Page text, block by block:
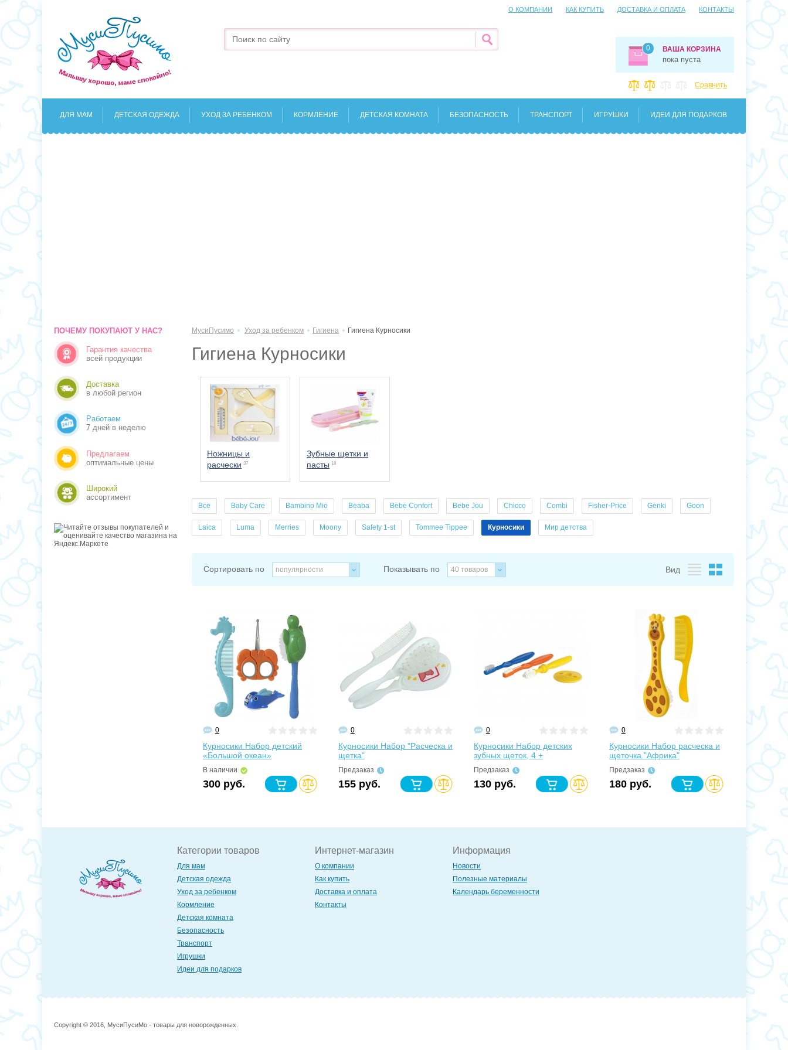
О КОМПАНИИ КАК КУПИТЬ ДОСТАВКА И ОПЛАТА КОНТАКТЫ
0 ВАША КОРЗИНА
пока пуста
Сравнить
ДЛЯ МАМ ДЕТСКАЯ ОДЕЖДА УХОД ЗА РЕБЕНКОМ КОРМЛЕНИЕ ДЕТСКАЯ КОМНАТА БЕЗОПАСНОСТЬ ТРАНСПОРТ ИГРУШКИ ИДЕИ ДЛЯ ПОДАРКОВ
ПОЧЕМУ ПОКУПАЮТ У НАС?
Гарантия качества
всей продукции
Доставка
в любой регион
Работаем
7 дней в неделю
Предлагаем
оптимальные цены
Широкий
ассортимент
МусиПусимо Уход за ребенком Гигиена Гигиена Курносики
Гигиена Курносики
Ножницы и
расчески 37
Зубные щетки и
пасты 18
Все Baby Care Bambino Mio Beaba Bebe Confort Bebe Jou Chicco Combi Fisher-Price Genki Goon
Laica Luma Merries Moony Safety 1-st Tommee Tippee Курносики Мир детства
Сортировать по популярности Показывать по 40 товаров Вид
0
Курносики Набор детский
«Большой океан»
В наличии
300 руб.
0
Курносики Набор "Расческа и
щетка"
Предзаказ
155 руб.
0
Курносики Набор детских
зубных щеток, 4 +
Предзаказ
130 руб.
0
Курносики Набор расческа и
щеточка "Африка"
Предзаказ
180 руб.
Категории товаров
Для мам
Детская одежда
Уход за ребенком
Кормление
Детская комната
Безопасность
Транспорт
Игрушки
Идеи для подарков
Интернет-магазин
О компании
Как купить
Доставка и оплата
Контакты
Информация
Новости
Полезные материалы
Календарь беременности
Copyright © 2016, МусиПусиМо - товары для новорожденных.